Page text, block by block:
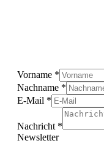
Vorname *
Nachname *
E-Mail *
Nachricht *
Newsletter